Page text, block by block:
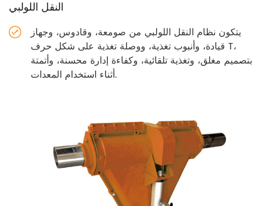
النقل اللولبي
يتكون نظام النقل اللولبي من صومعة، وقادوس، وجهاز
قيادة، وأنبوب تغذية، ووصلة تغذية على شكل حرف T،
بتصميم مغلق، وتغذية تلقائية، وكفاءة إدارة محسنة، وأتمتة
أثناء استخدام المعدات.